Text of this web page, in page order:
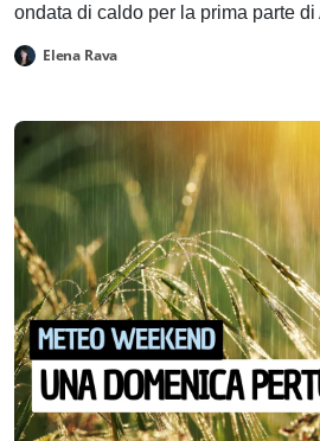
ondata di caldo per la prima parte di
Elena Rava